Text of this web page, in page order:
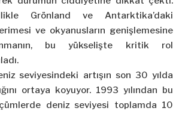
Grönland ve Antarktika’daki
ve okyanusların genişlemesine
bu yükselişte kritik rol
seviyesindeki artışın son 30 yılda
ortaya koyuyor. 1993 yılından bu
deniz seviyesi toplamda 10